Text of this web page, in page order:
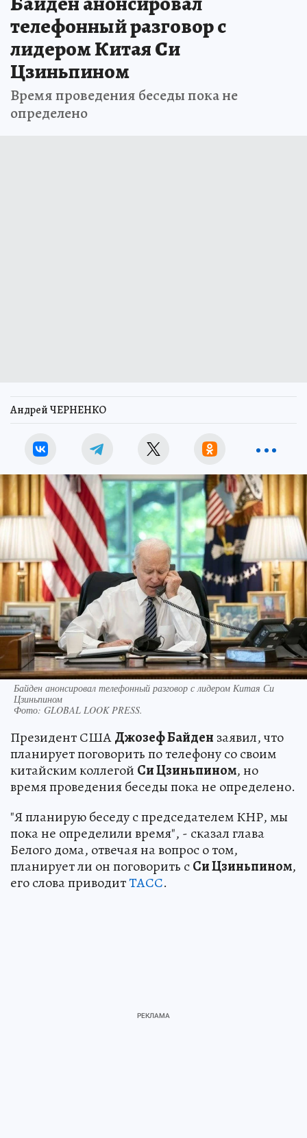
телефонный разговор с
лидером Китая Си
Цзиньпином
Время проведения беседы пока не
определено
Андрей ЧЕРНЕНКО
Байден анонсировал телефонный разговор с лидером Китая Си
Цзиньпином
Фото: GLOBAL LOOK PRESS.
Президент СШАДжозеф Байден заявил, что
планирует поговорить по телефону со своим
китайским коллегой Си Цзиньпином, но
время проведения беседы пока не определено.
"Я планирую беседу с председателем КНР, мы
пока не определили время", - сказал глава
Белого дома, отвечая на вопрос о том,
планирует ли он поговорить сСи Цзиньпином,
его слова приводитТАСС.